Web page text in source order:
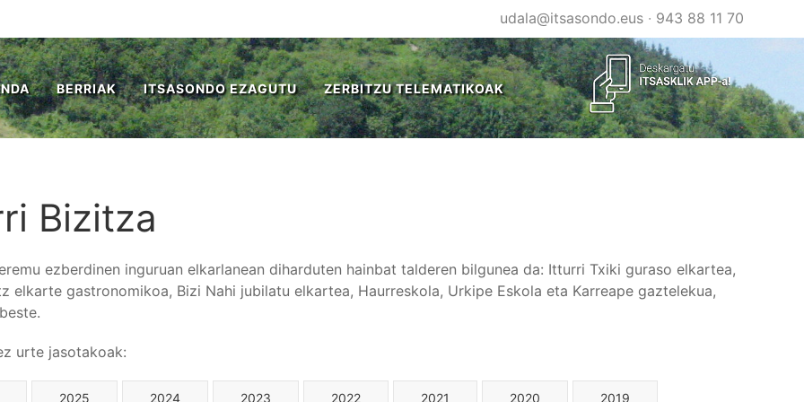
udala@itsasondo.eus· 943 88 11 70
BERRIAK ITSASONDO EZAGUTU ZERBITZU TELEMATIKOAK
Bizitza
ezberdinen inguruan elkarlanean diharduten hainbat talderen bilgunea da: Itturri Txiki guraso elkartea,
elkarte gastronomikoa, Bizi Nahi jubilatu elkartea, Haurreskola, Urkipe Eskola eta Karreape gaztelekua,
urte jasotakoak:
2025 2024 2023 2022 2021 2020 2019